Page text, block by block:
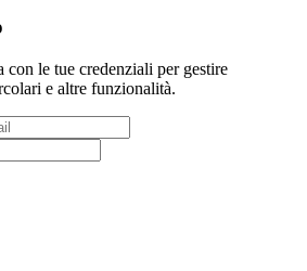
con le tue credenziali per gestire
e altre funzionalità.